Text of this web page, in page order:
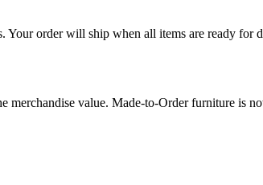
order will ship when all items are ready for
value. Made-to-Order furniture is